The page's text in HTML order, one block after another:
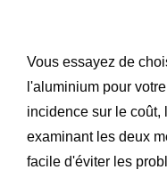
Vous essayez de
l'aluminium pour
incidence sur le coût,
examinant les deux
facile d'éviter les